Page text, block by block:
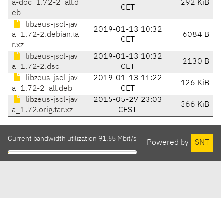
a-doc_1.72-2_all.d
eb
CET
292 KiB
libzeus-jscl-jav
a_1.72-2.debian.ta
r.xz
2019-01-13 10:32
CET
6084 B
libzeus-jscl-jav
a_1.72-2.dsc
2019-01-13 10:32
CET
2130 B
libzeus-jscl-jav
a_1.72-2_all.deb
2019-01-13 11:22
CET
126 KiB
libzeus-jscl-jav
a_1.72.orig.tar.xz
2015-05-27 23:03
CEST
366 KiB
Powered by SNT
Current bandwidth utilization 91.55 Mbit/s